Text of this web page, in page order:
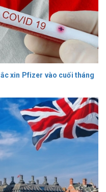
xin Pfizer vào cuối tháng